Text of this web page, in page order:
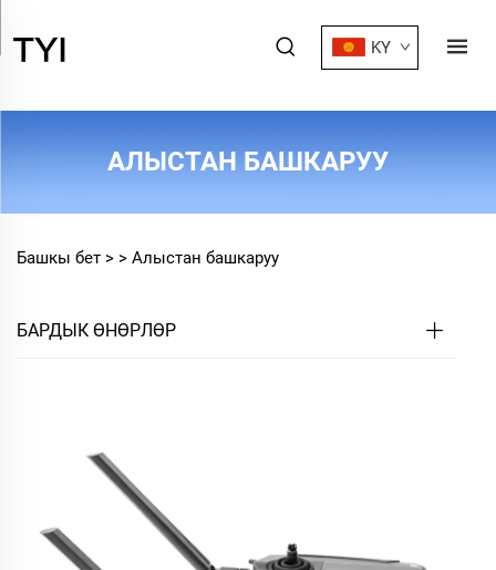
KY
АЛЫСТАН БАШКАРУУ
Башкы бет > > Алыстан башкаруу
БАРДЫК ӨНӨРЛӨР